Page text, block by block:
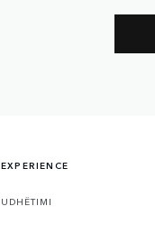
EXPERIENCE
UDHËTIMI